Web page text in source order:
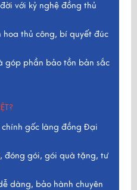
với kỷ nghệ đồng thủ
hoa thủ công, bí quyết đúc
góp phần bảo tồn bản sắc
gốc làng đồng Đại
đóng gói, gói quà tặng, tư
dàng, bảo hành chuyên